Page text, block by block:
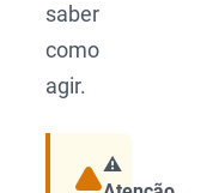
saber
como
agir.
⚠️